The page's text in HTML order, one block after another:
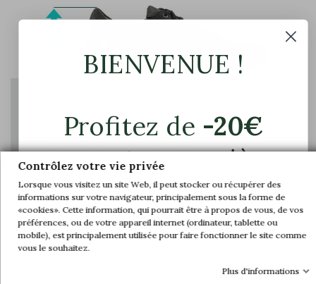
Au niveau du coup de pied, l’axe de la tige est
modifié afin de donner suffisamment d’espace
au pied et de garantir maintient et confort
Contrôlez votre vie privée
Lorsque vous visitez un site Web, il peut stocker ou récupérer des
informations sur votre navigateur, principalement sous la forme de
«cookies». Cette information, qui pourrait être à propos de vous, de vos
préférences, ou de votre appareil internet (ordinateur, tablette ou
mobile), est principalement utilisée pour faire fonctionner le site comme
vous le souhaitez.
Plus d'informations
BIENVENUE !
Profitez de -20€
sur votre première
commande.
Rejoignez-nous et accédez en avant-
première à nos offres exclusives et à nos